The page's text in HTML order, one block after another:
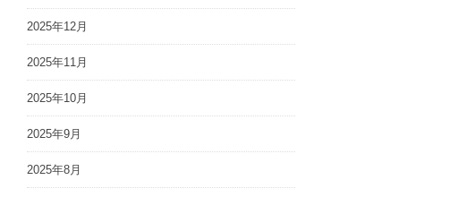
2025年12月
2025年11月
2025年10月
2025年9月
2025年8月